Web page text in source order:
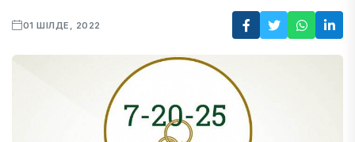
01 ШІЛДЕ, 2022